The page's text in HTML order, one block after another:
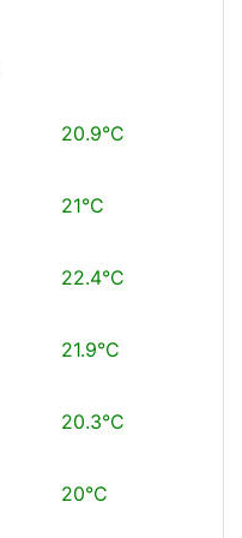
20.9°C
21°C
22.4°C
21.9°C
20.3°C
20°C